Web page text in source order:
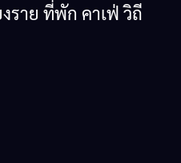
ราย ที่พัก คาเฟ่ วิถี